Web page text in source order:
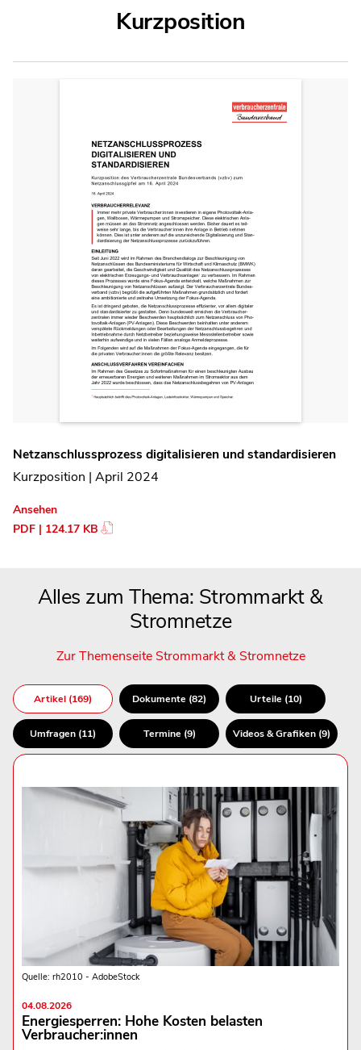
Kurzposition
Netzanschlussprozess digitalisieren und standardisieren
Kurzposition | April 2024
Ansehen
PDF | 124.17 KB
Alles zum Thema: Strommarkt &
Stromnetze
Zur Themenseite Strommarkt & Stromnetze
Artikel (169) Dokumente (82) Urteile (10)
Umfragen (11) Termine (9) Videos & Grafiken (9)
Quelle: rh2010 - AdobeStock
04.08.2026
Energiesperren: Hohe Kosten belasten
Verbraucher:innen